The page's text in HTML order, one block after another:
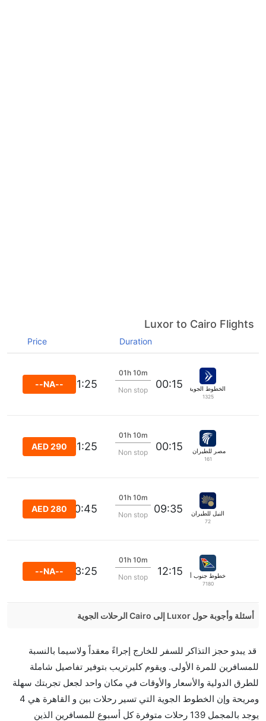
Luxor to Cairo Flights
Duration
Price
الخطوط الجوية ايجه
1325
00:15
01h 10m
Non stop
01:25
--NA--
مصر للطيران اكسبرس
161
00:15
01h 10m
Non stop
01:25
AED 290
النيل للطيران
72
09:35
01h 10m
Non stop
10:45
AED 280
خطوط جنوب أفريقيا
7180
12:15
01h 10m
Non stop
13:25
--NA--
أسئلة وأجوبة حول Luxor إلى Cairo الرحلات الجوية
من إلىالقاهرة مما تستغرقه الخطوط الجوية الأخرى؟
نعم. توفر كل من Nile Air أسرع رحلات الطيران على هذا
الطريق،
هل توفر شركات الطيران مساحة إضافية للنوم؟
قد يبدو حجز التذاكر للسفر للخارج إجراءً معقداً ولاسيما بالنسبة
للمسافرين للمرة الأولى. ويقوم كليرتريب بتوفير تفاصيل شاملة
للطرق الدولية والأسعار والأوقات في مكان واحد لجعل تجربتك سهلة
ومريحة وإن الخطوط الجوية التي تسير رحلات بين و القاهرة هي 4
يوجد بالمجمل 139 رحلات متوفرة كل أسبوع للمسافرين الذين